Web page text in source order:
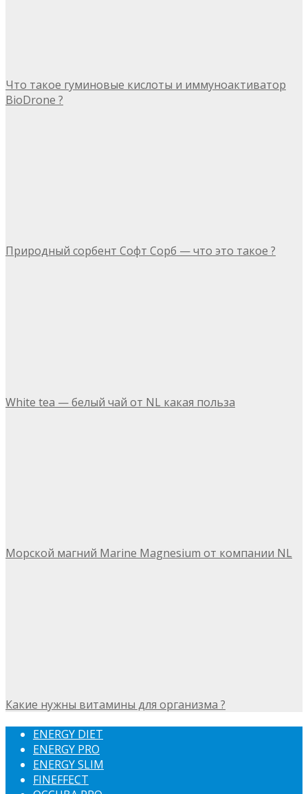
Что такое гуминовые кислоты и иммуноактиватор
BioDrone ?
Природный сорбент Софт Сорб — что это такое ?
White tea — белый чай от NL какая польза
Морской магний Marine Magnesium от компании NL
Какие нужны витамины для организма ?
ENERGY DIET
ENERGY PRO
ENERGY SLIM
FINEFFECT